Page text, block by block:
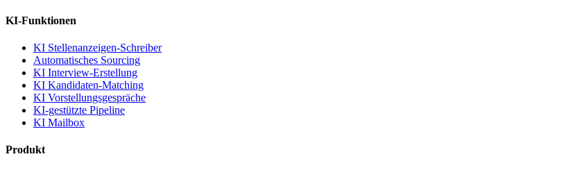
KI-Funktionen
KI Stellenanzeigen-Schreiber
Automatisches Sourcing
KI Interview-Erstellung
KI Kandidaten-Matching
KI Vorstellungsgespräche
KI-gestützte Pipeline
KI Mailbox
Produkt